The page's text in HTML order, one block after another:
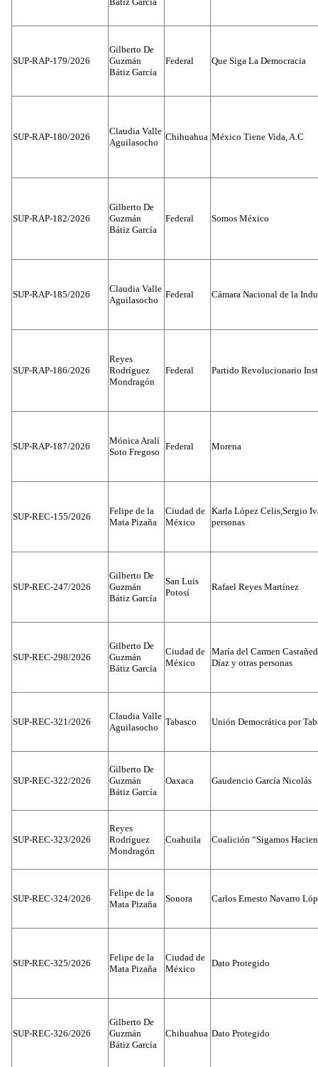
SUP-RAP-179/2026
Gilberto De
Guzmán
Bátiz García
Federal Que Siga La Democracia
SUP-RAP-180/2026
Claudia Valle
Aguilasocho
Chihuahua México Tiene Vida, A.C
SUP-RAP-182/2026
Gilberto De
Guzmán
Bátiz García
Federal Somos México
SUP-RAP-185/2026
Claudia Valle
Aguilasocho
Federal Cámara Nacional de la
SUP-RAP-186/2026
Reyes
Rodríguez
Mondragón
Federal Partido Revolucionario
SUP-RAP-187/2026
Mónica Aralí
Soto Fregoso
Federal Morena
SUP-REC-155/2026
Felipe de la
Mata Pizaña
Ciudad de
México
Karla López Celis,Sergio
personas
SUP-REC-247/2026
Gilberto De
Guzmán
Bátiz García
San Luis
Potosí
Rafael Reyes Martínez
SUP-REC-298/2026
Gilberto De
Guzmán
Bátiz García
Ciudad de
México
María del Carmen
Díaz y otras personas
SUP-REC-321/2026
Claudia Valle
Aguilasocho
Tabasco Unión Democrática por
SUP-REC-322/2026
Gilberto De
Guzmán
Bátiz García
Oaxaca Gaudencio García Nicolás
SUP-REC-323/2026
Reyes
Rodríguez
Mondragón
Coahuila Coalición “Sigamos
SUP-REC-324/2026
Felipe de la
Mata Pizaña
Sonora Carlos Ernesto Navarro
SUP-REC-325/2026
Felipe de la
Mata Pizaña
Ciudad de
México
Dato Protegido
SUP-REC-326/2026
Gilberto De
Guzmán
Bátiz García
Chihuahua Dato Protegido